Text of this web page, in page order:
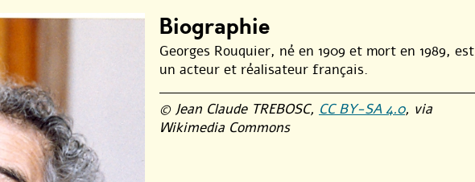
Biographie
Georges Rouquier, né en 1909 et mort en 1989, est
un acteur et réalisateur français.
© Jean Claude TREBOSC, CC BY-SA 4.0, via
Wikimedia Commons